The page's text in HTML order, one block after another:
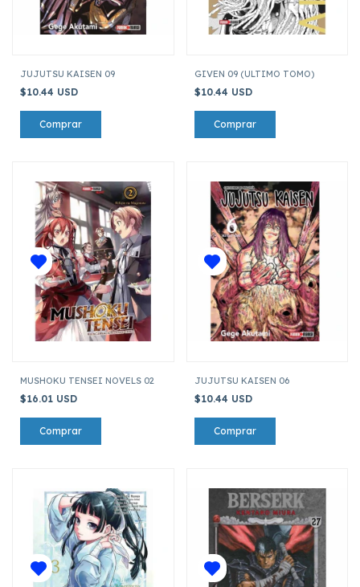
JUJUTSU KAISEN 09
$10.44 USD
GIVEN 09 (ULTIMO TOMO)
$10.44 USD
MUSHOKU TENSEI NOVELS 02
$16.01 USD
JUJUTSU KAISEN 06
$10.44 USD